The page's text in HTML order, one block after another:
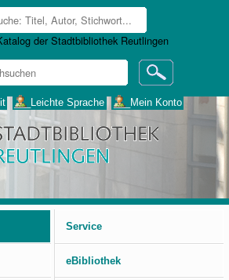
___Leichte Sprache ___Mein Konto
Service
eBibliothek